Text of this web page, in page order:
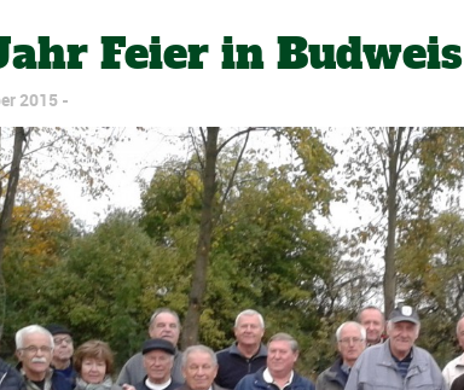
Feier in Budweis
2015